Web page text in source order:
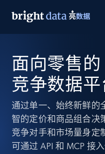
面向零售的
竞争数据平
通过单一、始终新鲜的
智的定价和商品组合决
竞争对手和市场量身定
可通过 API 和 MCP 接